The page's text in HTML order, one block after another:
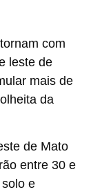
com
leste de
mais de
da
de Mato
entre 30 e
e